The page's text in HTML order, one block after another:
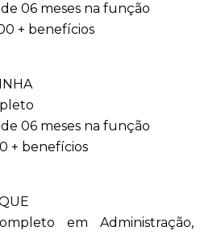
06 meses na função
+ benefícios
06 meses na função
+ benefícios
em Administração,